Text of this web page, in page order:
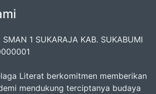
SMAN 1 SUKARAJA KAB. SUKABUMI
Literat berkomitmen memberikan
mendukung terciptanya budaya